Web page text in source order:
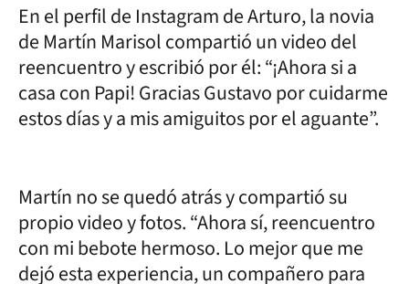
En el perfil de Instagram de Arturo, la novia
de Martín Marisol compartió un video del
reencuentro y escribió por él: “¡Ahora si a
casa con Papi! Gracias Gustavo por cuidarme
estos días y a mis amiguitos por el aguante”.
Martín no se quedó atrás y compartió su
propio video y fotos. “Ahora sí, reencuentro
con mi bebote hermoso. Lo mejor que me
dejó esta experiencia, un compañero para